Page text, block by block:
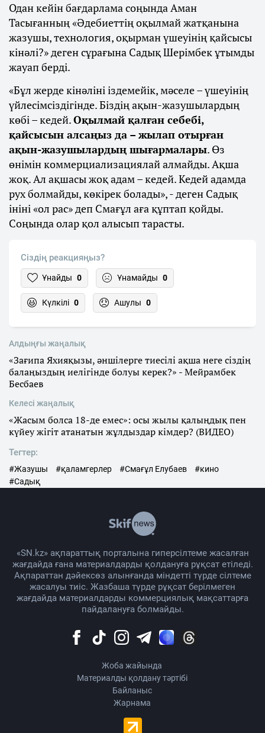
Одан кейін бағдарлама соңында Аман
Тасығанның «Әдебиеттің оқылмай жатқанына
жазушы, технология, оқырман үшеуінің қайсысы
кінәлі?» деген сұрағына Садық Шерімбек ұтымды
жауап берді.
«Бұл жерде кінәліні іздемейік, мәселе – үшеуінің
үйлесімсіздігінде. Біздің ақын-жазушылардың
көбі – кедей.Оқылмай қалған себебі,
қайсысын алсаңыз да – жылап отырған
ақын-жазушылардың шығармалары. Өз
өнімін коммерциализациялай алмайды. Ақша
жоқ. Ал ақшасы жоқ адам – кедей. Кедей адамда
рух болмайды, көкірек болады», - деген Садық
ініні «ол рас» деп Смағұл аға құптап қойды.
Соңында олар қол алысып тарасты.
Сіздің реакцияңыз?
Ұнайды 0 Ұнамайды 0
Күлкілі 0 Ашулы 0
Алдыңғы жаңалық
«Зағипа Яхияқызы, әншілерге тиесілі ақша неге сіздің
балаңыздың иелігінде болуы керек?» - Мейрамбек
Бесбаев
Келесі жаңалық
«Жасым болса 18-де емес»: осы жылы қалыңдық пен
күйеу жігіт атанатын жұлдыздар кімдер? (ВИДЕО)
Тегтер:
#Жазушы #қаламгерлер #Смағұл Елубаев
#кино
#Садық
«SN.kz» ақпараттық порталына гиперсілтеме жасалған
жағдайда ғана материалдарды қолдануға рұқсат етіледі.
Ақпараттан дәйексөз алынғанда міндетті түрде сілтеме
жасалуы тиіс. Жазбаша түрде рұқсат берілмеген
жағдайда материалдарды коммерциялық мақсаттарға
пайдалануға болмайды.
Жоба жайында
Материалды қолдану тәртібі
Байланыс
Жарнама